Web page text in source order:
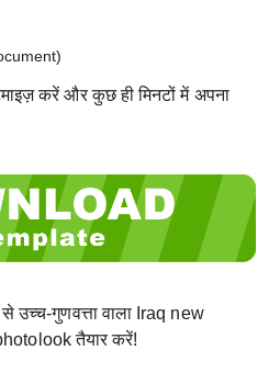
करें और कुछ ही मिनटों में अपना
उच्च-गुणवत्ता वाला Iraq new
तैयार करें!